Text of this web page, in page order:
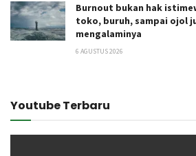
Burnout bukan hak
toko, buruh, sampai ojol
mengalaminya
6 AGUSTUS 2026
Youtube Terbaru